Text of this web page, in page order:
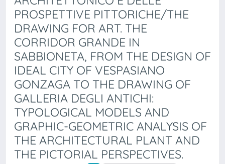
PROSPETTIVE PITTORICHE/THE
DRAWING FOR ART. THE
CORRIDOR GRANDE IN
SABBIONETA, FROM THE DESIGN OF
IDEAL CITY OF VESPASIANO
GONZAGA TO THE DRAWING OF
GALLERIA DEGLI ANTICHI:
TYPOLOGICAL MODELS AND
GRAPHIC-GEOMETRIC ANALYSIS OF
THE ARCHITECTURAL PLANT AND
THE PICTORIAL PERSPECTIVES.